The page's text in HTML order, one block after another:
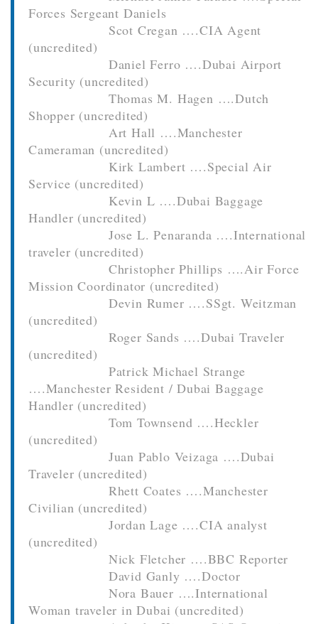
Forces Sergeant Daniels
Scot Cregan ….CIA Agent
(uncredited)
Daniel Ferro ….Dubai Airport
Security (uncredited)
Thomas M. Hagen ….Dutch
Shopper (uncredited)
Art Hall ….Manchester
Cameraman (uncredited)
Kirk Lambert ….Special Air
Service (uncredited)
Kevin L ….Dubai Baggage
Handler (uncredited)
Jose L. Penaranda ….International
traveler (uncredited)
Christopher Phillips ….Air Force
Mission Coordinator (uncredited)
Devin Rumer ….SSgt. Weitzman
(uncredited)
Roger Sands ….Dubai Traveler
(uncredited)
Patrick Michael Strange
….Manchester Resident / Dubai Baggage
Handler (uncredited)
Tom Townsend ….Heckler
(uncredited)
Juan Pablo Veizaga ….Dubai
Traveler (uncredited)
Rhett Coates ….Manchester
Civilian (uncredited)
Jordan Lage ….CIA analyst
(uncredited)
Nick Fletcher ….BBC Reporter
David Ganly ….Doctor
Nora Bauer ….International
Woman traveler in Dubai (uncredited)